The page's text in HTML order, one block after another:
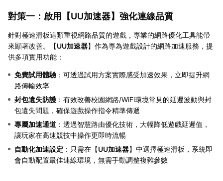
對策一：啟用【UU加速器】強化連線品質
針對極速滑板這類重視網路品質的遊戲，專業的網路優化工具能帶
來顯著改善。【UU加速器】作為專為遊戲設計的網路加速服務，提
供多項實用功能：
免費試用體驗 ：可透過試用方案實際感受加速效果，立即提升網
路傳輸效率
封包遺失防護 ：有效改善校園網路/WiFi環境常見的延遲波動與封
包遺失問題，確保遊戲操作指令精準傳遞
專屬加速通道 ：透過智慧路由優化技術，大幅降低遊戲延遲值，
讓玩家在高速競技中操作更即時流暢
自動化加速設定 ：只需在【UU加速器】中選擇極速滑板，系統即
會自動配置最佳連線環境，無需手動調整複雜參數